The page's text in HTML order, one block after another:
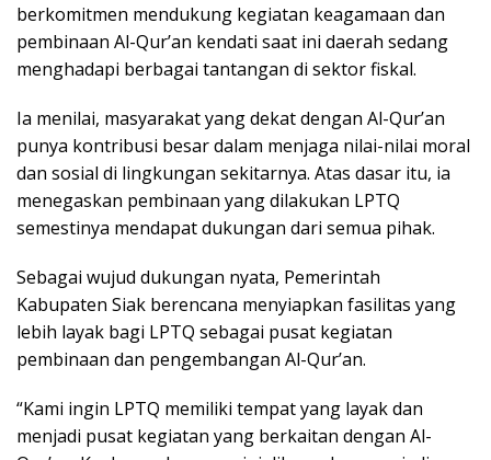
berkomitmen mendukung kegiatan keagamaan dan
pembinaan Al-Qur’an kendati saat ini daerah sedang
menghadapi berbagai tantangan di sektor fiskal.
Ia menilai, masyarakat yang dekat dengan Al-Qur’an
punya kontribusi besar dalam menjaga nilai-nilai moral
dan sosial di lingkungan sekitarnya. Atas dasar itu, ia
menegaskan pembinaan yang dilakukan LPTQ
semestinya mendapat dukungan dari semua pihak.
Sebagai wujud dukungan nyata, Pemerintah
Kabupaten Siak berencana menyiapkan fasilitas yang
lebih layak bagi LPTQ sebagai pusat kegiatan
pembinaan dan pengembangan Al-Qur’an.
“Kami ingin LPTQ memiliki tempat yang layak dan
menjadi pusat kegiatan yang berkaitan dengan Al-